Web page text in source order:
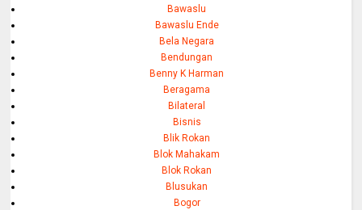
Bawaslu
Bawaslu Ende
Bela Negara
Bendungan
Benny K Harman
Beragama
Bilateral
Bisnis
Blik Rokan
Blok Mahakam
Blok Rokan
Blusukan
Bogor